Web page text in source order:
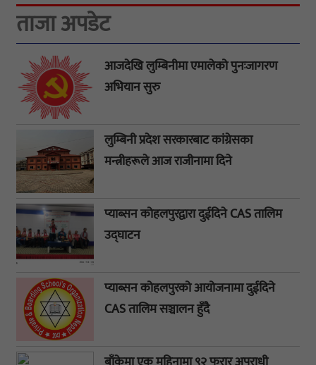
ताजा अपडेट
आजदेखि लुम्बिनीमा एमालेको पुनःजागरण
अभियान सुरु
लुम्बिनी प्रदेश सरकारबाट कांग्रेसका
मन्त्रीहरूले आज राजीनामा दिने
प्याब्सन कोहलपुरद्वारा दुईदिने CAS तालिम
उद्घाटन
प्याब्सन कोहलपुरको आयोजनामा दुईदिने
CAS तालिम सञ्चालन हुँदै